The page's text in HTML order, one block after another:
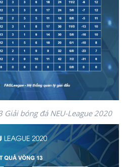
Giải bóng đá NEU-League 2020